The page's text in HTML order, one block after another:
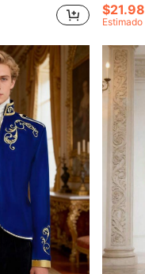
$21.98
Estimado